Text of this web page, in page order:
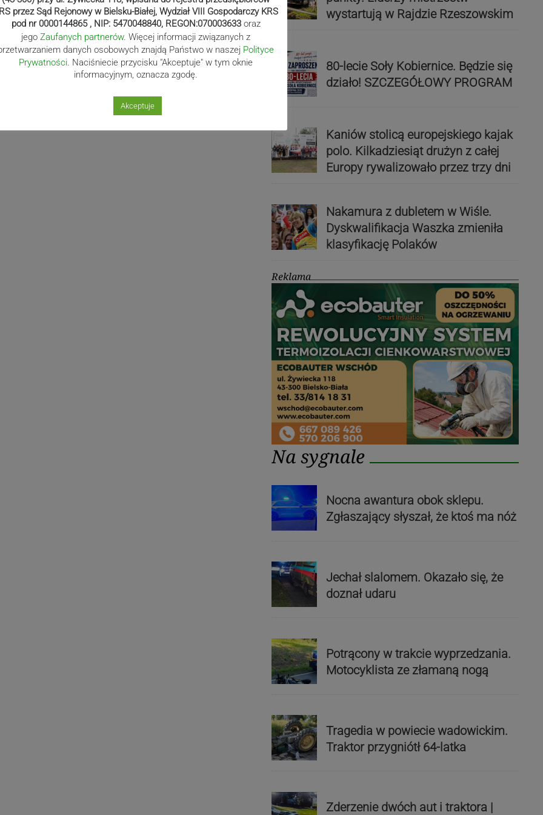
wystartują w Rajdzie Rzeszowskim
80-lecie Soły Kobiernice. Będzie się
działo! SZCZEGÓŁOWY PROGRAM
Kaniów stolicą europejskiego kajak
polo. Kilkadziesiąt drużyn z całej
Europy rywalizowało przez trzy dni
Nakamura z dubletem w Wiśle.
Dyskwalifikacja Waszka zmieniła
klasyfikację Polaków
Reklama
Na sygnale
Nocna awantura obok sklepu.
Zgłaszający słyszał, że ktoś ma nóż
Jechał slalomem. Okazało się, że
doznał udaru
Potrącony w trakcie wyprzedzania.
Motocyklista ze złamaną nogą
Tragedia w powiecie wadowickim.
Traktor przygniótł 64-latka
Zderzenie dwóch aut i traktora |
przez Sąd Rejonowy w Bielsku-Białej, Wydział VIII Gospodarczy KRS
pod nr 0000144865 , NIP: 5470048840, REGON:070003633 oraz
jego Zaufanych partnerów. Więcej informacji związanych z
danych osobowych znajdą Państwo w naszej Polityce
Prywatności . Naciśniecie przycisku "Akceptuje" w tym oknie
informacyjnym, oznacza zgodę.
Akceptuje